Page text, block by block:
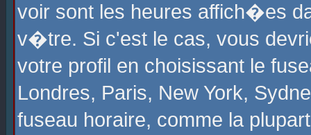
voir sont les heures affich�es
v�tre. Si c'est le cas, vous
votre profil en choisissant le
Londres, Paris, New York,
fuseau horaire, comme la